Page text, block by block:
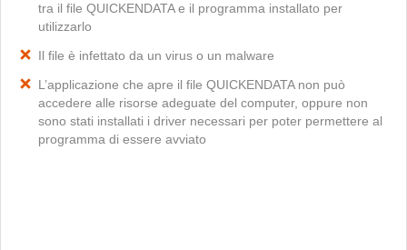
tra il file QUICKENDATA e il programma installato per
utilizzarlo
Il file è infettato da un virus o un malware
L’applicazione che apre il file QUICKENDATA non può
accedere alle risorse adeguate del computer, oppure non
sono stati installati i driver necessari per poter permettere al
programma di essere avviato